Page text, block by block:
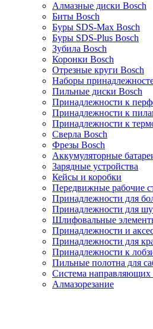
Алмазные диски Bosch
Биты Bosch
Буры SDS-Max Bosch
Буры SDS-Plus Bosch
Зубила Bosch
Коронки Bosch
Отрезные круги Bosch
Наборы
Пильные диски Bosch
Принадлежности к
Принадлежности к
Принадлежности к
Сверла Bosch
Фрезы Bosch
Аккумуляторные
Зарядные устройства
Кейсы и коробки
Передвижные рабочие
Принадлежности для
Принадлежности для
Шлифовальные
Принадлежности и
Принадлежности для
Принадлежности к
Пильные полотна для
Система
Алмазорезание